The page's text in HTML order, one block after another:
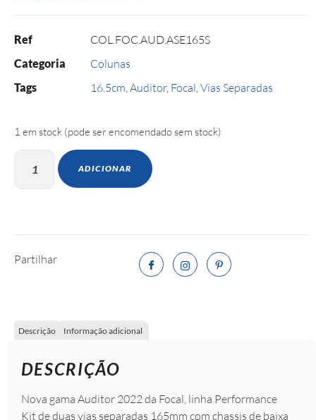
Ref COL.FOC.AUD.ASE165S
Categoria Colunas
Tags 16.5cm,Auditor, Focal,Vias Separadas
1 em stock (pode ser encomendado sem stock)
ADICIONAR
Partilhar
Descrição Informação adicional
DESCRIÇÃO
Nova gama Auditor 2022 da Focal, linha Performance
Kit de duas vias separadas 165mm com chassis de baixa